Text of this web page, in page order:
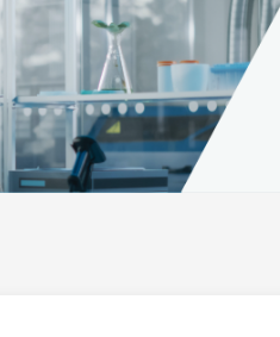
качества образования
окно по решению вопросов
молодых студенческих
и матерей (отцов) с детьми